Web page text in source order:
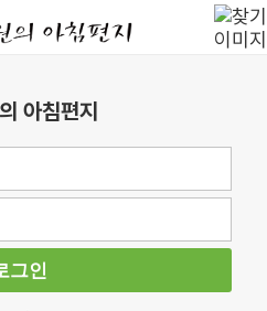
아침편지
그인